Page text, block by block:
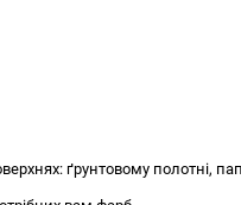
ґрунтовому полотні,